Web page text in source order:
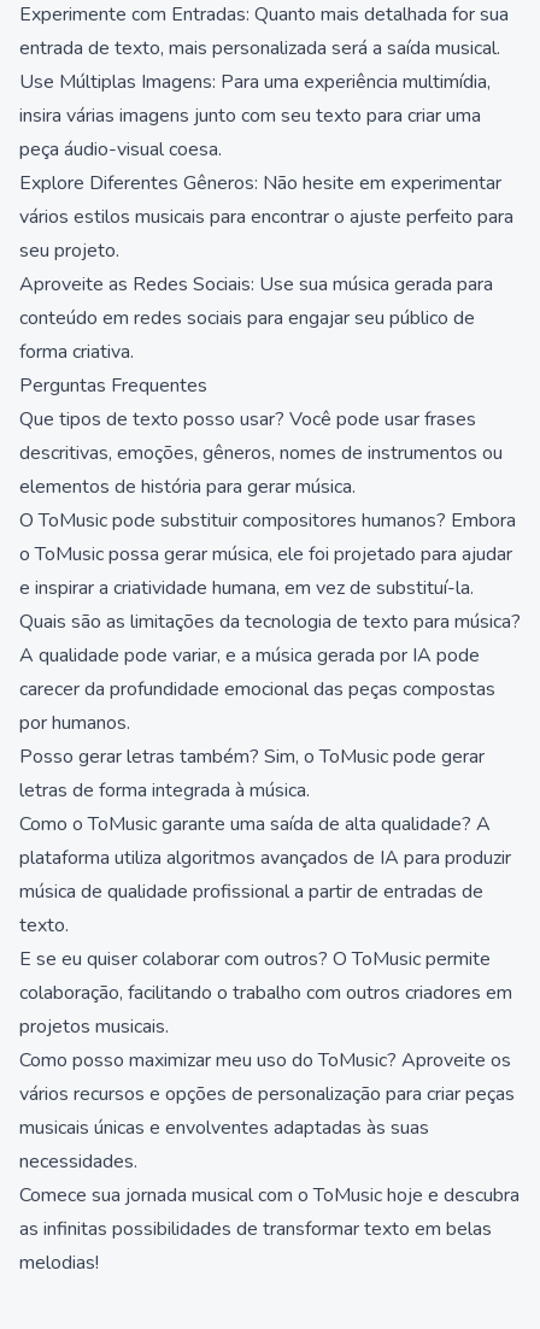
Experimente com Entradas: Quanto mais detalhada for sua
entrada de texto, mais personalizada será a saída musical.
Use Múltiplas Imagens: Para uma experiência multimídia,
insira várias imagens junto com seu texto para criar uma
peça áudio-visual coesa.
Explore Diferentes Gêneros: Não hesite em experimentar
vários estilos musicais para encontrar o ajuste perfeito para
seu projeto.
Aproveite as Redes Sociais: Use sua música gerada para
conteúdo em redes sociais para engajar seu público de
forma criativa.
Perguntas Frequentes
Que tipos de texto posso usar? Você pode usar frases
descritivas, emoções, gêneros, nomes de instrumentos ou
elementos de história para gerar música.
O ToMusic pode substituir compositores humanos? Embora
o ToMusic possa gerar música, ele foi projetado para ajudar
e inspirar a criatividade humana, em vez de substituí-la.
Quais são as limitações da tecnologia de texto para música?
A qualidade pode variar, e a música gerada por IA pode
carecer da profundidade emocional das peças compostas
por humanos.
Posso gerar letras também? Sim, o ToMusic pode gerar
letras de forma integrada à música.
Como o ToMusic garante uma saída de alta qualidade? A
plataforma utiliza algoritmos avançados de IA para produzir
música de qualidade profissional a partir de entradas de
texto.
E se eu quiser colaborar com outros? O ToMusic permite
colaboração, facilitando o trabalho com outros criadores em
projetos musicais.
Como posso maximizar meu uso do ToMusic? Aproveite os
vários recursos e opções de personalização para criar peças
musicais únicas e envolventes adaptadas às suas
necessidades.
Comece sua jornada musical com o ToMusic hoje e descubra
as infinitas possibilidades de transformar texto em belas
melodias!